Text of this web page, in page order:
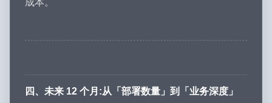
成本。
四、未来 12 个月:从「部署数量」到「业务深度」